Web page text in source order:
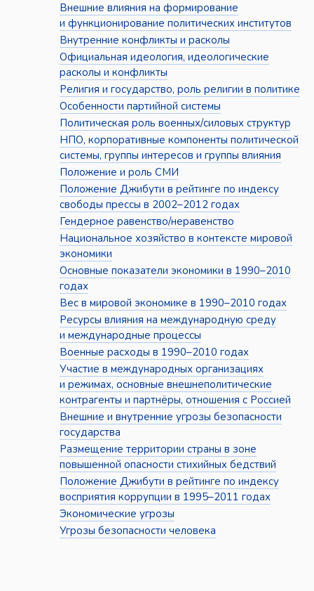
Внешние влияния на формирование
и функционирование политических институтов
Внутренние конфликты и расколы
Официальная идеология, идеологические
расколы и конфликты
Религия и государство, роль религии в политике
Особенности партийной системы
Политическая роль военных/силовых структур
НПО, корпоративные компоненты политической
системы, группы интересов и группы влияния
Положение и роль СМИ
Положение Джибути в рейтинге по индексу
свободы прессы в 2002–2012 годах
Гендерное равенство/неравенство
Национальное хозяйство в контексте мировой
экономики
Основные показатели экономики в 1990–2010
годах
Вес в мировой экономике в 1990–2010 годах
Ресурсы влияния на международную среду
и международные процессы
Военные расходы в 1990–2010 годах
Участие в международных организациях
и режимах, основные внешнеполитические
контрагенты и партнёры, отношения с Россией
Внешние и внутренние угрозы безопасности
государства
Размещение территории страны в зоне
повышенной опасности стихийных бедствий
Положение Джибути в рейтинге по индексу
восприятия коррупции в 1995–2011 годах
Экономические угрозы
Угрозы безопасности человека